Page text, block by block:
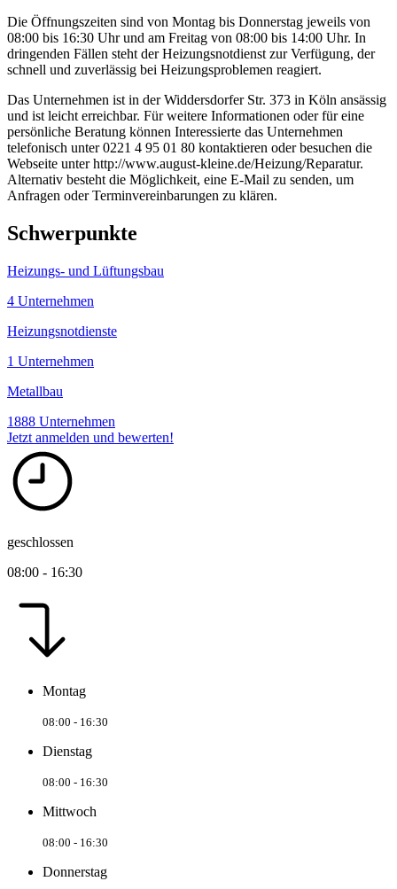
Die Öffnungszeiten sind von Montag bis Donnerstag jeweils von
08:00 bis 16:30 Uhr und am Freitag von 08:00 bis 14:00 Uhr. In
dringenden Fällen steht der Heizungsnotdienst zur Verfügung, der
schnell und zuverlässig bei Heizungsproblemen reagiert.
Das Unternehmen ist in der Widdersdorfer Str. 373 in Köln ansässig
und ist leicht erreichbar. Für weitere Informationen oder für eine
persönliche Beratung können Interessierte das Unternehmen
telefonisch unter 0221 4 95 01 80 kontaktieren oder besuchen die
Webseite unter http://www.august-kleine.de/Heizung/Reparatur.
Alternativ besteht die Möglichkeit, eine E-Mail zu senden, um
Anfragen oder Terminvereinbarungen zu klären.
Schwerpunkte
Heizungs- und Lüftungsbau
4 Unternehmen
Heizungsnotdienste
1 Unternehmen
Metallbau
1888 Unternehmen
Jetzt anmelden und bewerten!
geschlossen
08:00 - 16:30
Montag
08:00 - 16:30
Dienstag
08:00 - 16:30
Mittwoch
08:00 - 16:30
Donnerstag